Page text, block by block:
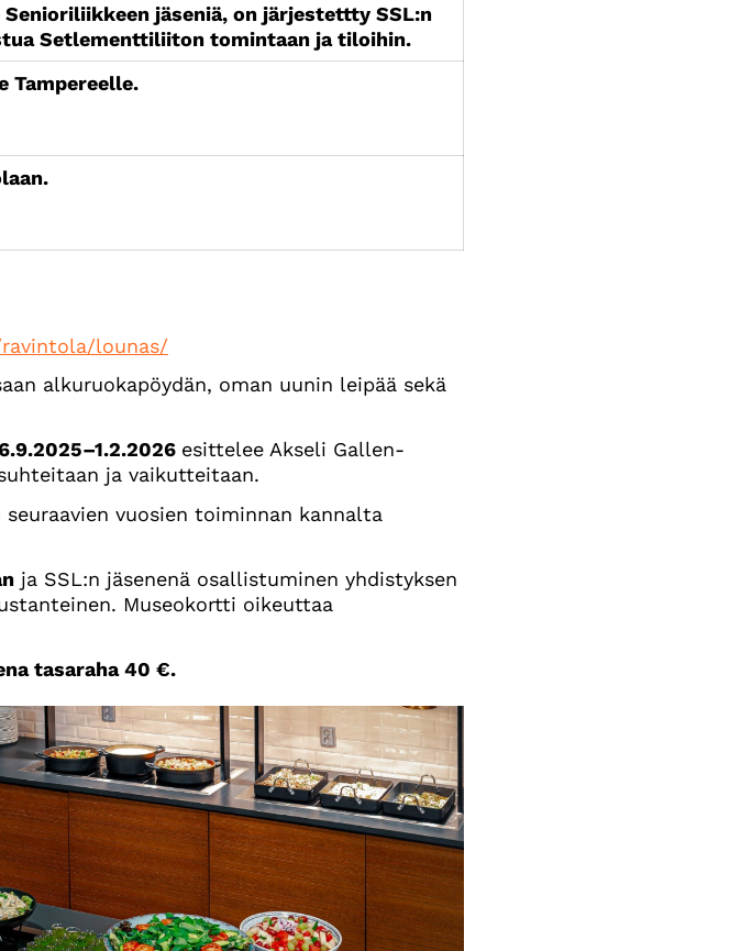
jäseniä, on järjestettty SSL:n
Setlementtiliiton tomintaan ja tiloihin.
Tampereelle.
lounas/
alkuruokapöydän, oman uunin leipää sekä
esittelee Akseli Gallen-
ja vaikutteitaan.
seuraavien vuosien toiminnan kannalta
ja SSL:n jäsenenä osallistuminen yhdistyksen
Museokortti oikeuttaa
tasaraha 40 €.